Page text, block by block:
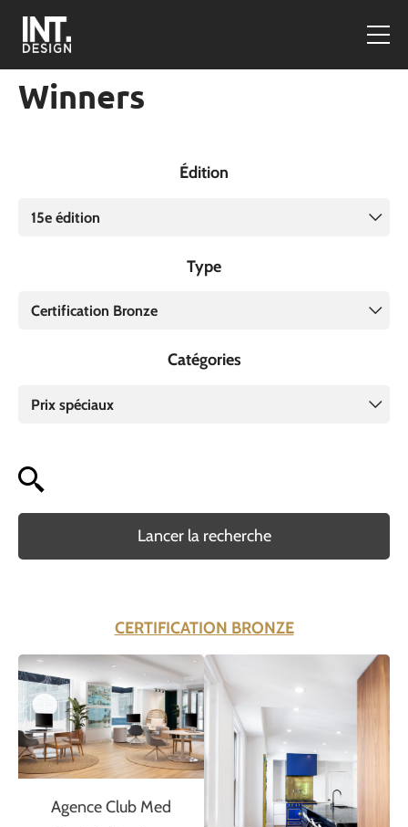
Winners
Édition
15e édition
Type
Certification Bronze
Catégories
Prix spéciaux
Lancer la recherche
CERTIFICATION BRONZE
Agence Club Med